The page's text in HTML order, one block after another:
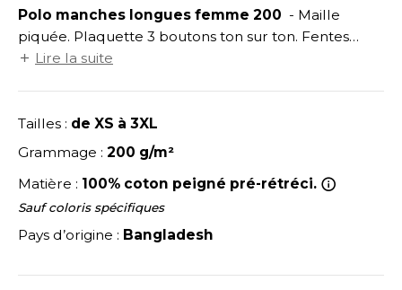
DE SERIE
VISIBILITE
LABEL / TEAR AWAY
SI ON L'APPELAIT FRANCIS
BY PROMODORO
HALES
ROW
OF THE LOOM
OF THE LOOM VINTAGE
DE LA MER
Polo manches longues femme 200
piquée. Plaquette 3 boutons ton sur ton. Fentes
latérales. Coupe cintrée.
Lire la suite
Tailles : de XS à 3XL
Grammage : 200 g/m²
Matière : 100% coton peigné pré-rétréci.
Sauf coloris spécifiques
Pays d’origine : Bangladesh